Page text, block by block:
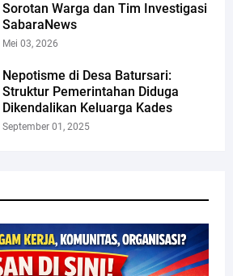
Sorotan Warga dan Tim Investigasi
SabaraNews
Mei 03, 2026
Nepotisme di Desa Batursari:
Struktur Pemerintahan Diduga
Dikendalikan Keluarga Kades
September 01, 2025